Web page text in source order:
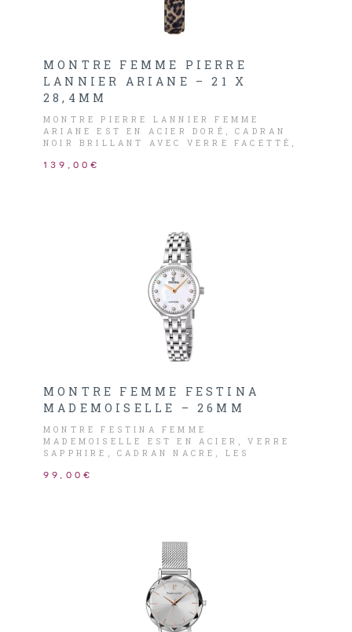
MONTRE FEMME PIERRE
LANNIER ARIANE – 21 X
28,4MM
MONTRE PIERRE LANNIER FEMME
ARIANE EST EN ACIER DORÉ, CADRAN
NOIR BRILLANT AVEC VERRE FACETTÉ,
139,00€
MONTRE FEMME FESTINA
MADEMOISELLE – 26MM
MONTRE FESTINA FEMME
MADEMOISELLE EST EN ACIER, VERRE
SAPPHIRE, CADRAN NACRE, LES
99,00€